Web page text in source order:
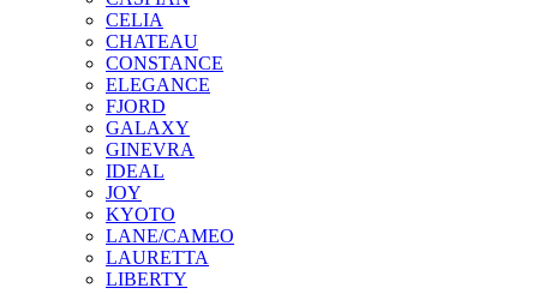
CELIA
CHATEAU
CONSTANCE
ELEGANCE
FJORD
GALAXY
GINEVRA
IDEAL
JOY
KYOTO
LANE/CAMEO
LAURETTA
LIBERTY